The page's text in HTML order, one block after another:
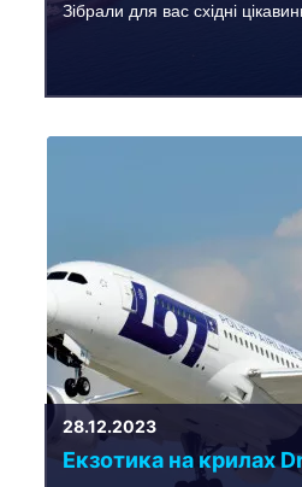
Зібрали для вас східні
28.12.2023
Екзотика на крилах